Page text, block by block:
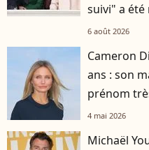
suivi" a été
6 août 2026
Cameron
ans : son
prénom
4 mai 2026
Michaël